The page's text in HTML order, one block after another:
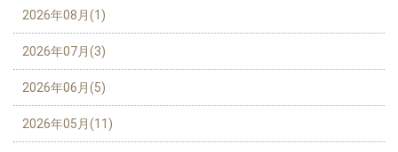
2026年08月(1)
2026年07月(3)
2026年06月(5)
2026年05月(11)